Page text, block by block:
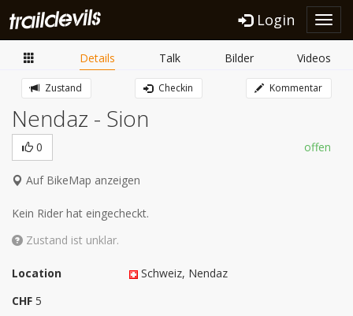
Login
Details Talk Bilder Videos
Zustand Checkin Kommentar
Nendaz - Sion
0 offen
Auf BikeMap anzeigen
Kein Rider hat eingecheckt.
Zustand ist unklar.
Location Schweiz, Nendaz
CHF 5